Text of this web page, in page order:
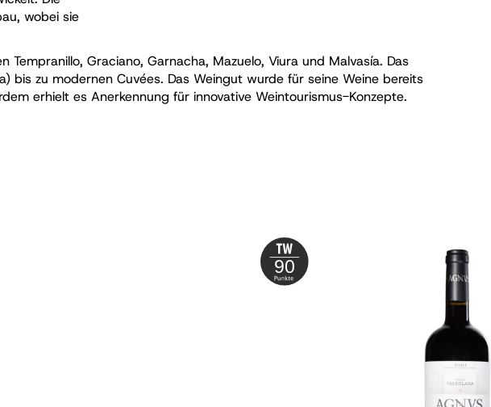
wobei sie
Graciano, Garnacha, Mazuelo, Viura und Malvasía. Das
bis zu modernen Cuvées. Das Weingut wurde für seine Weine bereits
erhielt es Anerkennung für innovative Weintourismus-Konzepte.
90